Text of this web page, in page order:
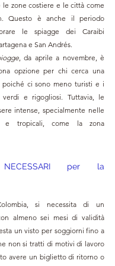
le zone costiere e le città come
Questo è anche il periodo
le spiagge dei Caraibi
e San Andrés.
, da aprile a novembre, è
opzione per chi cerca una
poiché ci sono meno turisti e i
e rigogliosi. Tuttavia, le
intense, specialmente nelle
e tropicali, come la zona
si necessita di un
almeno sei mesi di validità
un visto per soggiorni fino a
non si tratti di motivi di lavoro
avere un biglietto di ritorno o